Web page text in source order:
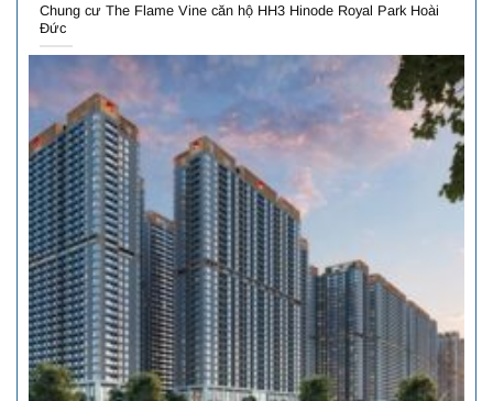
Chung cư The Flame Vine căn hộ HH3 Hinode Royal Park Hoài
Đức